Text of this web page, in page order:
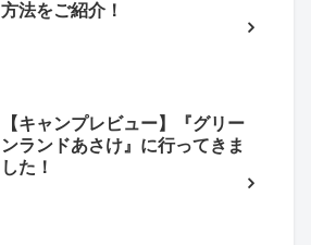
方法をご紹介！
【キャンプレビュー】『グリー
ンランドあさけ』に行ってきま
した！